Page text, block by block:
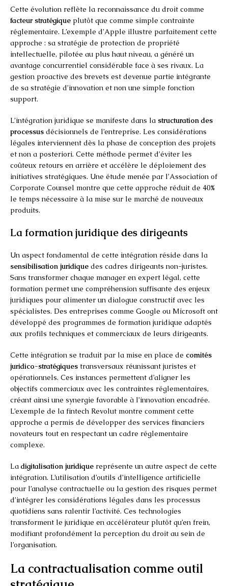
Cette évolution reflète la reconnaissance du droit comme
facteur stratégique plutôt que comme simple contrainte
réglementaire. L’exemple d’Apple illustre parfaitement cette
approche : sa stratégie de protection de propriété
intellectuelle, pilotée au plus haut niveau, a généré un
avantage concurrentiel considérable face à ses rivaux. La
gestion proactive des brevets est devenue partie intégrante
de sa stratégie d’innovation et non une simple fonction
support.
L’intégration juridique se manifeste dans la structuration des
processus décisionnels de l’entreprise. Les considérations
légales interviennent dès la phase de conception des projets
et non a posteriori. Cette méthode permet d’éviter les
coûteux retours en arrière et accélère le déploiement des
initiatives stratégiques. Une étude menée par l’Association of
Corporate Counsel montre que cette approche réduit de 40%
le temps nécessaire à la mise sur le marché de nouveaux
produits.
La formation juridique des dirigeants
Un aspect fondamental de cette intégration réside dans la
sensibilisation juridique des cadres dirigeants non-juristes.
Sans transformer chaque manager en expert légal, cette
formation permet une compréhension suffisante des enjeux
juridiques pour alimenter un dialogue constructif avec les
spécialistes. Des entreprises comme Google ou Microsoft ont
développé des programmes de formation juridique adaptés
aux profils techniques et commerciaux de leurs dirigeants.
Cette intégration se traduit par la mise en place de comités
juridico-stratégiques transversaux réunissant juristes et
opérationnels. Ces instances permettent d’aligner les
objectifs commerciaux avec les contraintes réglementaires,
créant ainsi une synergie favorable à l’innovation encadrée.
L’exemple de la fintech Revolut montre comment cette
approche a permis de développer des services financiers
novateurs tout en respectant un cadre réglementaire
complexe.
La digitalisation juridique représente un autre aspect de cette
intégration. L’utilisation d’outils d’intelligence artificielle
pour l’analyse contractuelle ou la gestion des risques permet
d’intégrer les considérations légales dans les processus
quotidiens sans ralentir l’activité. Ces technologies
transforment le juridique en accélérateur plutôt qu’en frein,
modifiant profondément la perception du droit au sein de
l’organisation.
La contractualisation comme outil